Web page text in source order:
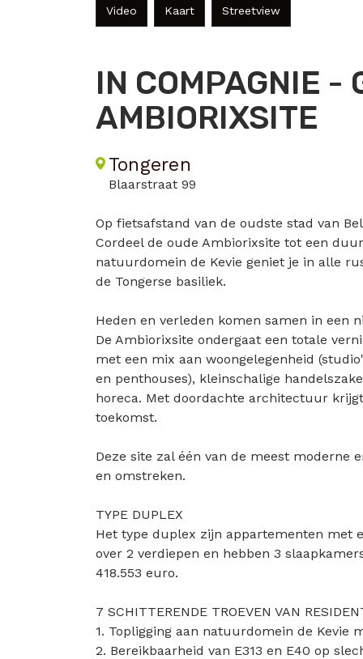
IN COMPAGNIE -
AMBIORIXSITE
Tongeren
Blaarstraat 99
Video Kaart Streetview
Op fietsafstand van de oudste stad van
Cordeel de oude Ambiorixsite tot een
natuurdomein de Kevie geniet je in alle
de Tongerse basiliek.
Heden en verleden komen samen in een
De Ambiorixsite ondergaat een totale
met een mix aan woongelegenheid
en penthouses), kleinschalige
horeca. Met doordachte architectuur
toekomst.
Deze site zal één van de meest moderne
en omstreken.
TYPE DUPLEX
Het type duplex zijn appartementen met
over 2 verdiepen en hebben 3
418.553 euro.
7 SCHITTERENDE TROEVEN VAN
1. Topligging aan natuurdomein de Kevie
2. Bereikbaarheid van E313 en E40 op